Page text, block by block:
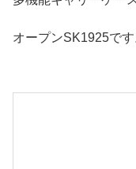
オープンSK1925です